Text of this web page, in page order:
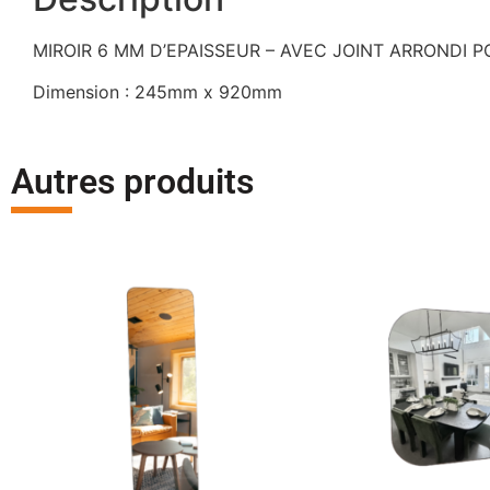
MIROIR 6 MM D’EPAISSEUR – AVEC JOINT ARRONDI
Dimension : 245mm x 920mm
Autres produits